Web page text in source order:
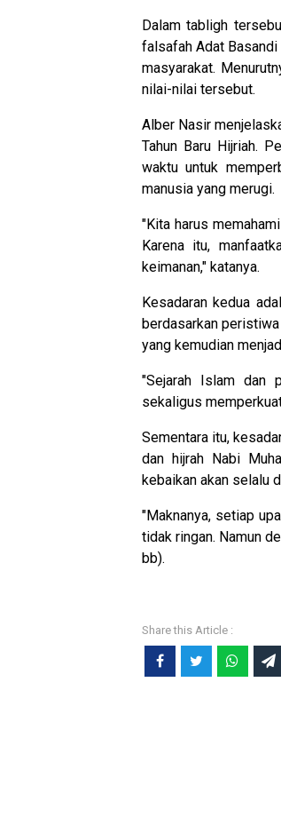
Dalam tabligh
falsafah Adat Basandi
masyarakat.
nilai-nilai tersebut.
Alber Nasir
Tahun Baru Hijriah.
waktu untuk
manusia yang merugi.
"Kita harus
Karena itu,
keimanan," katanya.
Kesadaran kedua
berdasarkan
yang kemudian
"Sejarah Islam dan
sekaligus
Sementara itu,
dan hijrah Nabi
kebaikan akan selalu
"Maknanya, setiap
tidak ringan. Namun
bb).